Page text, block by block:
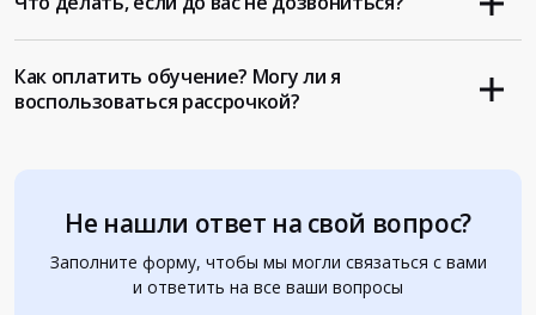
Не нашли ответ на свой вопрос?
Заполните форму, чтобы мы могли связаться с вами
и ответить на все ваши вопросы
Как оплатить обучение? Могу ли я
воспользоваться рассрочкой?